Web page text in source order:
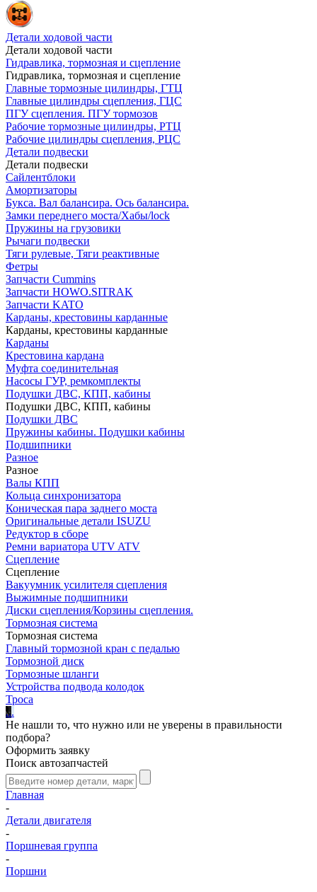
Детали ходовой части
Детали ходовой части
Гидравлика, тормозная и сцепление
Гидравлика, тормозная и сцепление
Главные тормозные цилиндры, ГТЦ
Главные цилиндры сцепления, ГЦС
ПГУ сцепления. ПГУ тормозов
Рабочие тормозные цилиндры, РТЦ
Рабочие цилиндры сцепления, РЦС
Детали подвески
Детали подвески
Cайлентблоки
Амортизаторы
Букса. Вал балансира. Ось балансира.
Замки переднего моста/Хабы/lock
Пружины на грузовики
Рычаги подвески
Тяги рулевые, Тяги реактивные
Фетры
Запчасти Cummins
Запчасти HOWO.SITRAK
Запчасти KATO
Карданы, крестовины карданные
Карданы, крестовины карданные
Карданы
Крестовина кардана
Муфта соединительная
Насосы ГУР, ремкомплекты
Подушки ДВС, КПП, кабины
Подушки ДВС, КПП, кабины
Подушки ДВС
Пружины кабины. Подушки кабины
Подшипники
Разное
Разное
Валы КПП
Кольца синхронизатора
Коническая пара заднего моста
Оригинальные детали ISUZU
Редуктор в сборе
Ремни вариатора UTV ATV
Сцепление
Сцепление
Вакуумник усилителя сцепления
Выжимные подшипники
Диски сцепления/Корзины сцепления.
Тормозная система
Тормозная система
Главный тормозной кран с педалью
Тормозной диск
Тормозные шланги
Устройства подвода колодок
Троса
...
Не нашли то, что нужно или не уверены в правильности
подбора?
Оформить заявку
Поиск автозапчастей
Главная
-
Детали двигателя
-
Поршневая группа
-
Поршни